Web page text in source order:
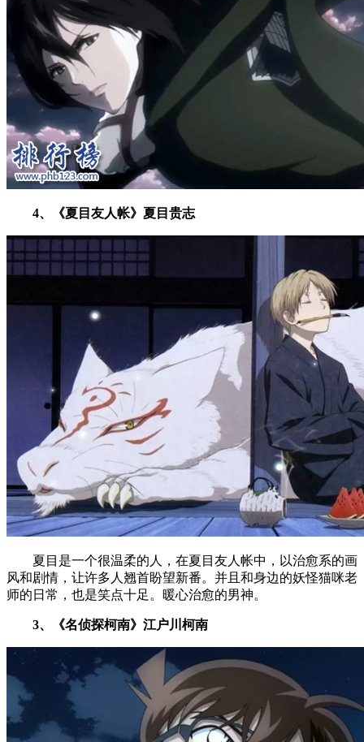
4、《夏目友人帐》夏目贵志
夏目是一个很温柔的人，在夏目友人帐中，以治愈系的画
风和剧情，让许多人翘首盼望新番。并且和身边的妖怪猫咪老
师的日常，也是笑点十足。暖心治愈的男神。
3、《名侦探柯南》江户川柯南